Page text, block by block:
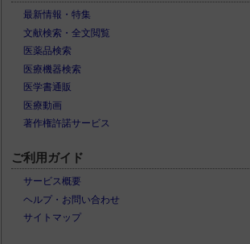
最新情報・特集
文献検索・全文閲覧
医薬品検索
医療機器検索
医学書通販
医療動画
著作権許諾サービス
ご利用ガイド
サービス概要
ヘルプ・お問い合わせ
サイトマップ